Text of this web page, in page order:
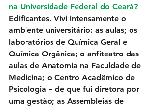
na Universidade Federal do Ceará?
Edificantes. Vivi intensamente o
ambiente universitário: as aulas; os
laboratórios de Química Geral e
Química Orgânica; o anfiteatro das
aulas de Anatomia na Faculdade de
Medicina; o Centro Acadêmico de
Psicologia – de que fui diretora por
uma gestão; as Assembleias de